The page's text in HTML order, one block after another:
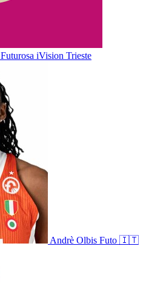
Futurosa iVision Trieste
Andrè Olbis Futo 🇮🇹